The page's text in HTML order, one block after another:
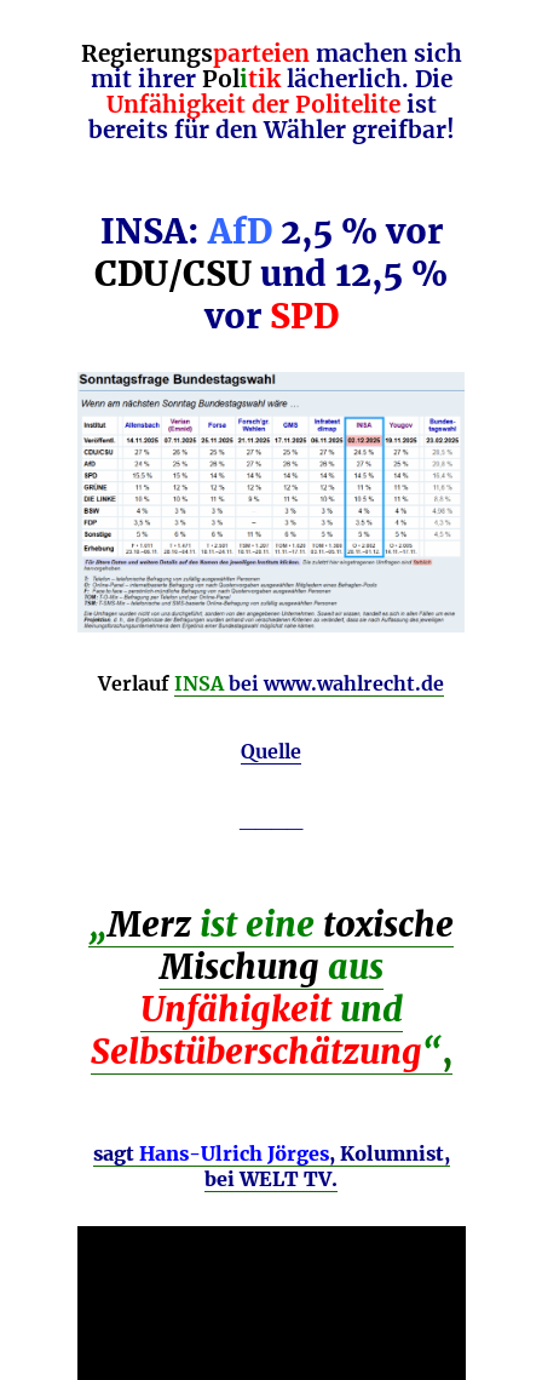
Regierungsparteien machen sich
mit ihrer Politiklächerlich. Die
Unfähigkeit der Politeliteist
bereits für den Wähler greifbar!
INSA:AfD2,5 % vor
CDU/CSUund 12,5 %
vor SPD
Verlauf INSAbei www.wahlrecht.de
Quelle
„Merzist eine toxische
Mischung aus
Unfähigkeitund
Selbstüberschätzung“,
sagt Hans-Ulrich Jörges, Kolumnist,
bei WELT TV.